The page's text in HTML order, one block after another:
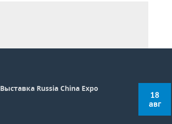
Выставка Russia China Expo
18
авг